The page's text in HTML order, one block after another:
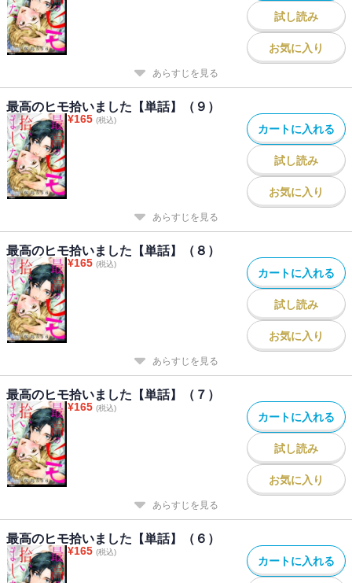
試し読み
お気に入り
あらすじを見る
最高のヒモ拾いました【単話】（９）
¥165 (税込)
カートに入れる
試し読み
お気に入り
あらすじを見る
最高のヒモ拾いました【単話】（８）
¥165 (税込)
カートに入れる
試し読み
お気に入り
あらすじを見る
最高のヒモ拾いました【単話】（７）
¥165 (税込)
カートに入れる
試し読み
お気に入り
あらすじを見る
最高のヒモ拾いました【単話】（６）
¥165 (税込)
カートに入れる